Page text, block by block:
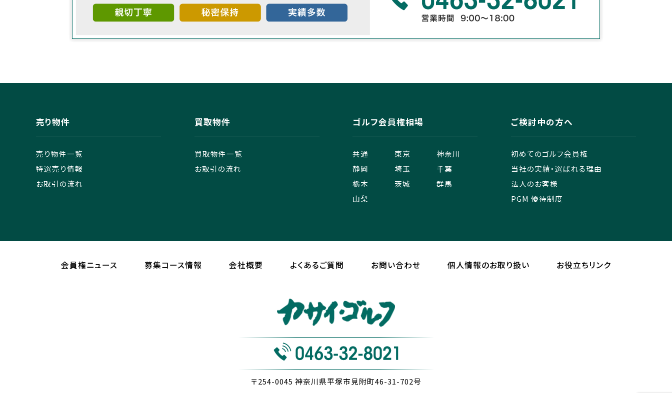
売り物件
売り物件一覧
特選売り情報
お取引の流れ
買取物件
買取物件一覧
お取引の流れ
ゴルフ会員権相場
共通 東京
神奈川
静岡
埼玉
千葉
栃木
茨城
群馬
山梨
ご検討中の方へ
初めてのゴルフ会員権
当社の実績・選ばれる理由
法人のお客様
PGM 優待制度
会員権ニュース 募集コース情報 会社概要 よくあるご質問 お問い合わせ 個人情報のお取り扱い お役立ちリンク
〒254-0045 神奈川県平塚市見附町46-31-702号